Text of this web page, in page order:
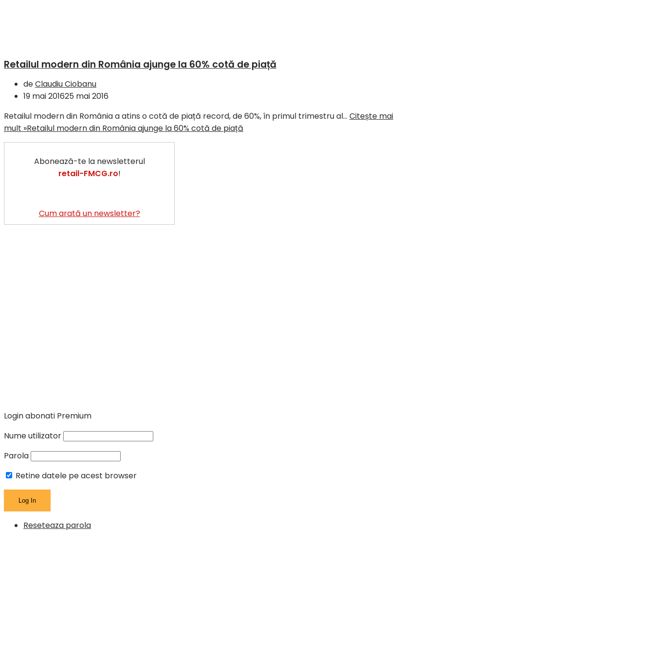
Retailul modern din România ajunge la 60% cotă de piață
deClaudiu Ciobanu
19 mai 201625 mai 2016
Retailul modern din România a atins o cotă de piață record, de 60%, în primul trimestru al… Citește mai
mult »Retailul modern din România ajunge la 60% cotă de piață
Abonează-te la newsletterul
retail-FMCG.ro!
Cum arată un newsletter?
Login abonati Premium
Nume utilizator
Parola
Retine datele pe acest browser
Reseteaza parola